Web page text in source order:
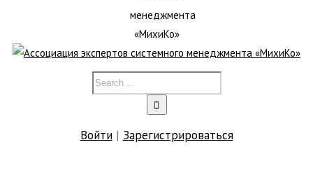
Войти| Зарегистрироваться